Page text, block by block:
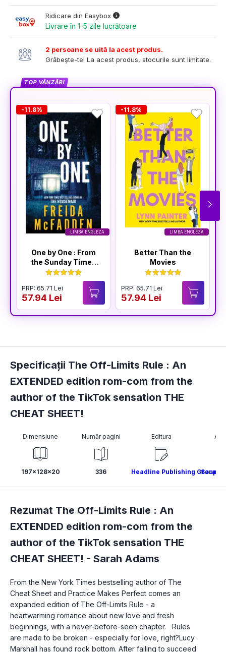
Ridicare din Easybox
Livrare în 1-5 zile lucrătoare
2 persoane se uită la acest produs.
Grăbește-te! La acest produs, stocurile sunt limitate.
TOP VÂNZĂRI
LIMBA ENGLEZA
-11.8%
One by One : From
the Sunday Times
Bestselling Author
of The Housemaid
PRP: 65.71 Lei
57.94 Lei
LIMBA ENGLEZA
-11.8%
Better Than the
Movies
PRP: 65.71 Lei
57.94 Lei
Specificații The Off-Limits Rule : An
EXTENDED edition rom-com from the
author of the TikTok sensation THE
CHEAT SHEET!
Dimensiune
197x128x20
Număr pagini
336
Editura
Headline Publishing Group
Sarah
Rezumat The Off-Limits Rule : An
EXTENDED edition rom-com from the
author of the TikTok sensation THE
CHEAT SHEET! - Sarah Adams
From the New York Times bestselling author of The
Cheat Sheet and Practice Makes Perfect comes an
expanded edition of The Off-Limits Rule - a
heartwarming romance about new love and fresh
beginnings, with a never-before-seen chapter.   Rules
are made to be broken - especially for love, right?Lucy
Marshall has found rock bottom. After failing to succeed